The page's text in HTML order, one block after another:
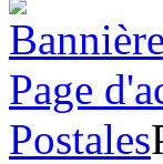
Page
Postales